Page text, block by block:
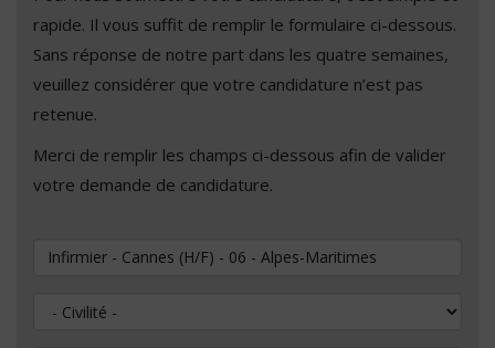
rapide. Il vous suffit de remplir le formulaire ci-dessous.
Sans réponse de notre part dans les quatre semaines,
veuillez considérer que votre candidature n’est pas
retenue.
Merci de remplir les champs ci-dessous afin de valider
votre demande de candidature.
Vous souhaitez postuler au poste de
Civilité